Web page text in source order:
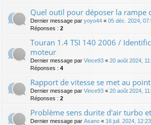
Quel outil pour déposer la rampe
Dernier message par yoyo44 « 05 déc. 2024,
Réponses : 2
Touran 1.4 TSI 140 2006 /
moteur
Dernier message par Vince93 « 20 août 2024,
Réponses : 4
Rapport de vitesse se met au
Dernier message par Vince93 « 20 août 2024,
Réponses : 2
Problème sens durite d'air turbo
Dernier message par Asano « 16 juil. 2024, 12:23